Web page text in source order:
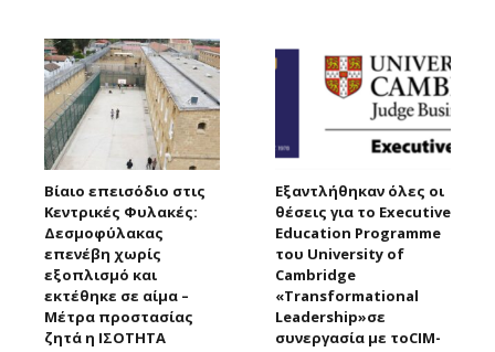
Βίαιο επεισόδιο στις
Κεντρικές Φυλακές:
Δεσμοφύλακας
επενέβη χωρίς
εξοπλισμό και
εκτέθηκε σε αίμα –
Μέτρα προστασίας
ζητά η ΙΣΟΤΗΤΑ
Εξαντλήθηκαν όλες οι
θέσεις για το Executive
Education Programme
του University of
Cambridge
«Transformational
Leadership»σε
συνεργασία με τοCIM-